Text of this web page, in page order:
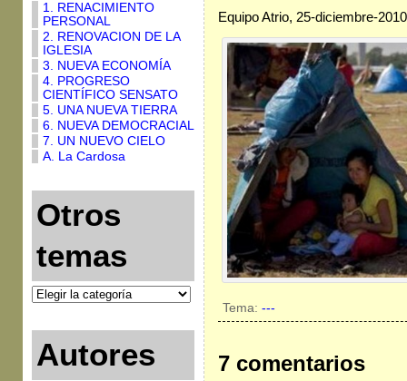
1. RENACIMIENTO
PERSONAL
2. RENOVACION DE LA
IGLESIA
3. NUEVA ECONOMÍA
4. PROGRESO
CIENTÍFICO SENSATO
5. UNA NUEVA TIERRA
6. NUEVA DEMOCRACIAL
7. UN NUEVO CIELO
A. La Cardosa
Otros
temas
Autores
Equipo Atrio, 25-diciembre-2010
Tema: ---
7 comentarios